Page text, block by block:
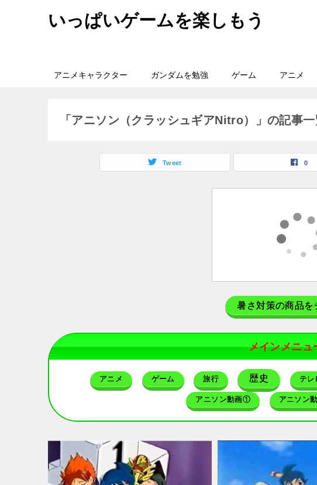
いっぱいゲームを楽しもう
アニメキャラクター ガンダムを勉強 ゲーム アニメ
「アニソン（クラッシュギアNitro）」の記事
Tweet 0
暑さ対策の商品を
メインメニュ
アニメ ゲーム 旅行 歴史 テレ
アニソン動画① アニソン